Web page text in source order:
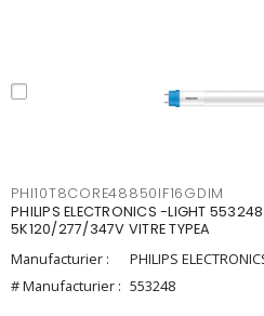
PHI10T8CORE48850IF16GDIM
PHILIPS ELECTRONICS -LIGHT
5K120/277/347V VITRE TYPEA
Manufacturier :
PHILIPS
# Manufacturier : 553248